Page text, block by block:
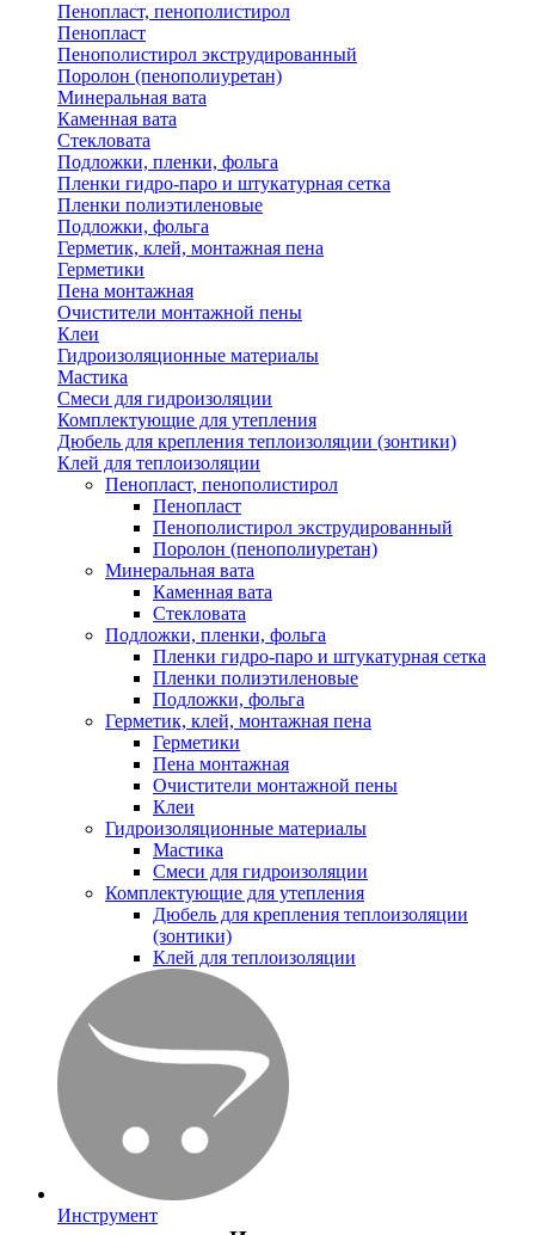
Пенопласт, пенополистирол
Пенопласт
Пенополистирол экструдированный
Поролон (пенополиуретан)
Минеральная вата
Каменная вата
Стекловата
Подложки, пленки, фольга
Пленки гидро-паро и штукатурная сетка
Пленки полиэтиленовые
Подложки, фольга
Герметик, клей, монтажная пена
Герметики
Пена монтажная
Очистители монтажной пены
Клеи
Гидроизоляционные материалы
Мастика
Смеси для гидроизоляции
Комплектующие для утепления
Дюбель для крепления теплоизоляции (зонтики)
Клей для теплоизоляции
Пенопласт, пенополистирол
Пенопласт
Пенополистирол экструдированный
Поролон (пенополиуретан)
Минеральная вата
Каменная вата
Стекловата
Подложки, пленки, фольга
Пленки гидро-паро и штукатурная сетка
Пленки полиэтиленовые
Подложки, фольга
Герметик, клей, монтажная пена
Герметики
Пена монтажная
Очистители монтажной пены
Клеи
Гидроизоляционные материалы
Мастика
Смеси для гидроизоляции
Комплектующие для утепления
Дюбель для крепления теплоизоляции
(зонтики)
Клей для теплоизоляции
Инструмент